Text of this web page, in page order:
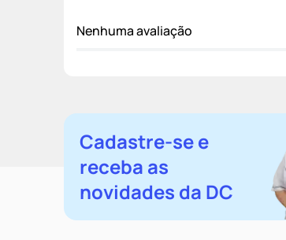
Nenhuma avaliação
Cadastre-se e
receba as
novidades da DC